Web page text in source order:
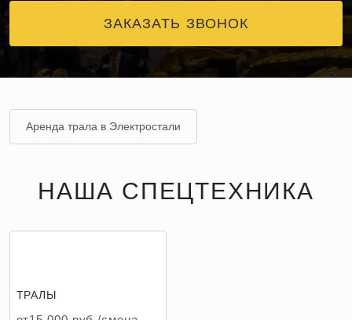
ЗАКАЗАТЬ ЗВОНОК
Аренда трала в Электростали
НАША СПЕЦТЕХНИКА
ТРАЛЫ